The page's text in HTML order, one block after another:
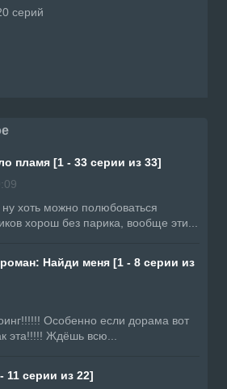
серий
пламя [1 - 33 серии из 33]
хоть можно полюбоваться
хорош без парика, вообще эти...
Найди меня [1 - 8 серии из
Особенно если дорама вот
эта!!!!! Ждёшь всю...
11 серии из 22]